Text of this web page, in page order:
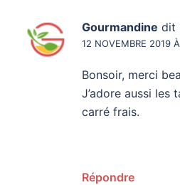
Gourmandine dit
12 NOVEMBRE 2019
Bonsoir, merci
J’adore aussi les
carré frais.
Répondre